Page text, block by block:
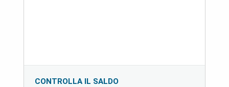
CONTROLLA IL SALDO